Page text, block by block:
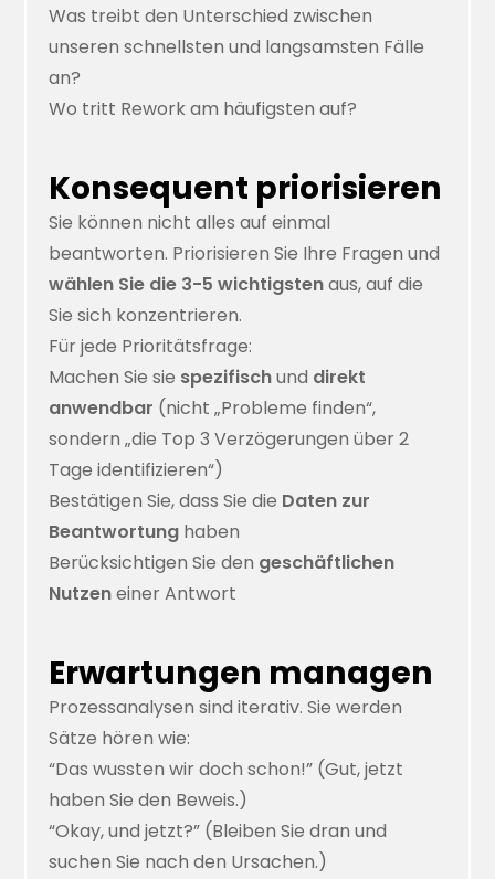
Was treibt den Unterschied zwischen
unseren schnellsten und langsamsten Fälle
an?
Wo tritt Rework am häufigsten auf?
Konsequent priorisieren
Sie können nicht alles auf einmal
beantworten. Priorisieren Sie Ihre Fragen und
wählen Sie die 3-5 wichtigstenaus, auf die
Sie sich konzentrieren.
Für jede Prioritätsfrage:
Machen Sie sie spezifischund direkt
anwendbar (nicht „Probleme finden“,
sondern „die Top 3 Verzögerungen über 2
Tage identifizieren“)
Bestätigen Sie, dass Sie die Daten zur
Beantwortung haben
Berücksichtigen Sie den geschäftlichen
Nutzeneiner Antwort
Erwartungen managen
Prozessanalysen sind iterativ. Sie werden
Sätze hören wie:
“Das wussten wir doch schon!” (Gut, jetzt
haben Sie den Beweis.)
“Okay, und jetzt?” (Bleiben Sie dran und
suchen Sie nach den Ursachen.)